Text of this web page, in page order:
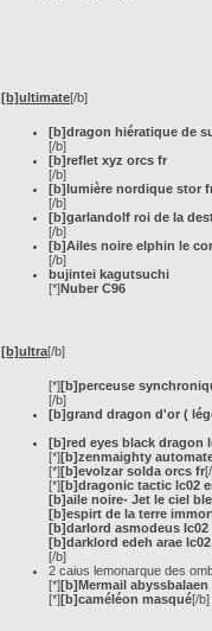
[b]ultimate[/b]
[b]dragon hiératique de
[/b]
[b]reflet xyz orcs fr
[/b]
[b]lumière nordique stor
[/b]
[b]garlandolf roi de la
[/b]
[b]Ailes noire elphin le
[/b]
bujintei kagutsuchi
[*]Nuber C96
[b]ultra[/b]
[*][b]perceuse
[/b]
[b]grand dragon d'or (
[b]red eyes black dragon
[*][b]zenmaighty
[*][b]evolzar solda orcs fr
[*][b]dragonic tactic lc02
[b]aile noire- Jet le ciel
[b]espirt de la terre
[b]darlord asmodeus lc02
[b]darklord edeh arae
[/b]
2 caius lemonarque des
[*][b]Mermail
[*][b]caméléon masqué[/b]